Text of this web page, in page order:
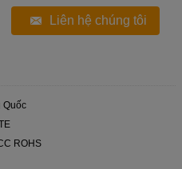
Liên hệ chúng tôi
Quốc
ROHS